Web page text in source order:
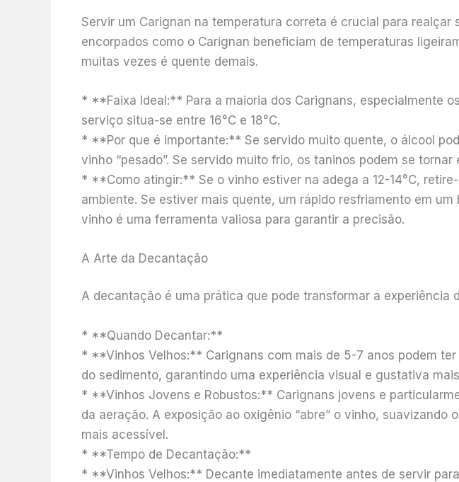
Servir um Carignan na temperatura correta é crucial para
encorpados como o Carignan beneficiam de temperaturas
muitas vezes é quente demais.
* **Faixa Ideal:** Para a maioria dos Carignans, especialmente
serviço situa-se entre 16°C e 18°C.
* **Por que é importante:** Se servido muito quente, o álcool
vinho “pesado”. Se servido muito frio, os taninos podem se
* **Como atingir:** Se o vinho estiver na adega a 12-14°C,
ambiente. Se estiver mais quente, um rápido resfriamento em
vinho é uma ferramenta valiosa para garantir a precisão.
A Arte da Decantação
A decantação é uma prática que pode transformar a
* **Quando Decantar:**
* **Vinhos Velhos:** Carignans com mais de 5-7 anos podem
do sedimento, garantindo uma experiência visual e gustativa
* **Vinhos Jovens e Robustos:** Carignans jovens e
da aeração. A exposição ao oxigênio “abre” o vinho,
mais acessível.
* **Tempo de Decantação:**
* **Vinhos Velhos:** Decante imediatamente antes de servir